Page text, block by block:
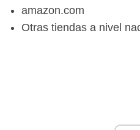
amazon.com
Otras tiendas a nivel